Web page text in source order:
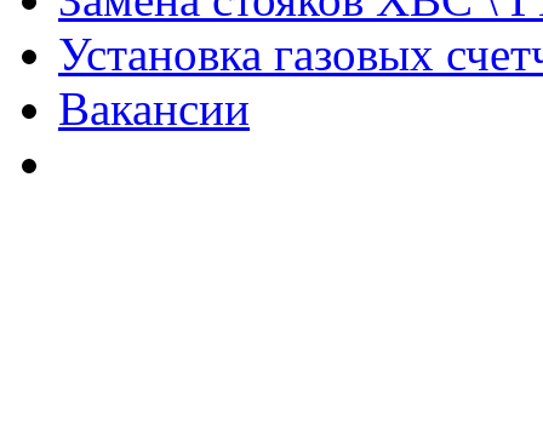
Установка газовых
Вакансии